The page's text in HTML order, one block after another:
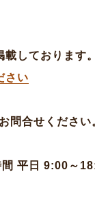
しております。
さい
問合せください
平日 9:00～